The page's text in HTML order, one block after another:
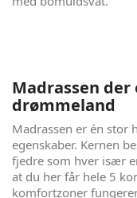
Madrassen
drømmeland
Madrassen er én
egenskaber. Kernen
fjedre som hver især
at du her får hele 5
komfortzoner